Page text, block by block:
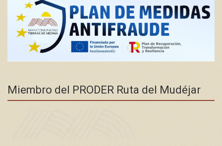
Miembro del PRODER Ruta del Mudéjar